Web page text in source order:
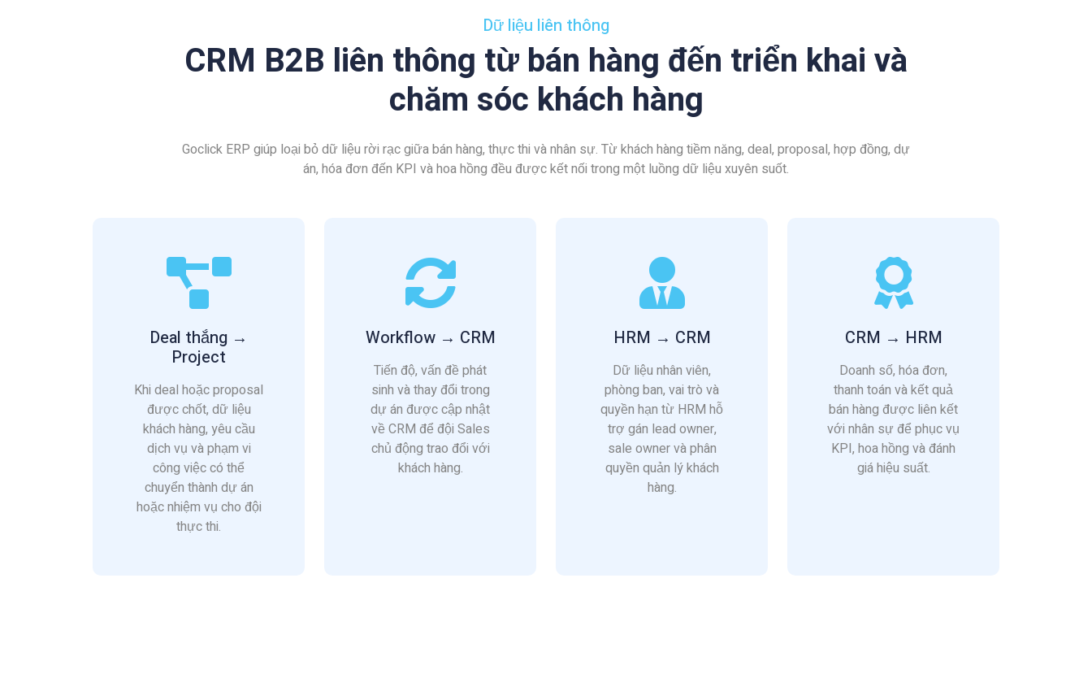
Dữ liệu liên thông
CRM B2B liên thông từ bán hàng đến triển khai và
chăm sóc khách hàng
Goclick ERP giúp loại bỏ dữ liệu rời rạc giữa bán hàng, thực thi và nhân sự. Từ khách hàng tiềm năng, deal, proposal, hợp đồng, dự
án, hóa đơn đến KPI và hoa hồng đều được kết nối trong một luồng dữ liệu xuyên suốt.
Deal thắng →
Project
Khi deal hoặc proposal
được chốt, dữ liệu
khách hàng, yêu cầu
dịch vụ và phạm vi
công việc có thể
chuyển thành dự án
hoặc nhiệm vụ cho đội
thực thi.
Workflow → CRM
Tiến độ, vấn đề phát
sinh và thay đổi trong
dự án được cập nhật
về CRM để đội Sales
chủ động trao đổi với
khách hàng.
HRM → CRM
Dữ liệu nhân viên,
phòng ban, vai trò và
quyền hạn từ HRM hỗ
trợ gán lead owner,
sale owner và phân
quyền quản lý khách
hàng.
CRM → HRM
Doanh số, hóa đơn,
thanh toán và kết quả
bán hàng được liên kết
với nhân sự để phục vụ
KPI, hoa hồng và đánh
giá hiệu suất.